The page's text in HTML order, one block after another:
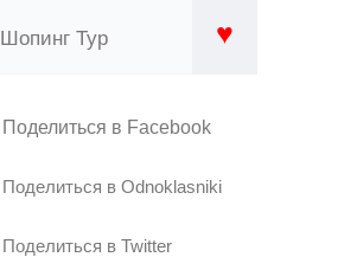
Шопинг Тур ♥
Поделиться в Facebook
Поделиться в Odnoklasniki
Поделиться в Twitter